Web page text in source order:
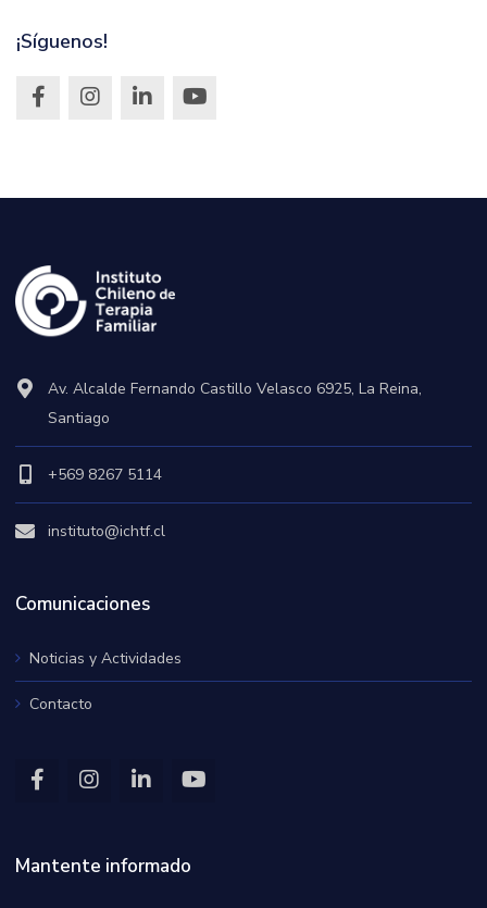
¡Síguenos!
Av. Alcalde Fernando Castillo Velasco 6925, La Reina,
Santiago
+569 8267 5114
instituto@ichtf.cl
Comunicaciones
Noticias y Actividades
Contacto
Mantente informado